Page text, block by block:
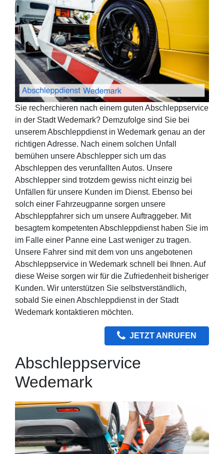
Sie recherchieren nach einem guten Abschleppservice
in der Stadt Wedemark? Demzufolge sind Sie bei
unserem Abschleppdienst in Wedemark genau an der
richtigen Adresse. Nach einem solchen Unfall
bemühen unsere Abschlepper sich um das
Abschleppen des verunfallten Autos. Unsere
Abschlepper sind trotzdem gewiss nicht einzig bei
Unfällen für unsere Kunden im Dienst. Ebenso bei
solch einer Fahrzeugpanne sorgen unsere
Abschleppfahrer sich um unsere Auftraggeber. Mit
besagtem kompetenten Abschleppdienst haben Sie im
im Falle einer Panne eine Last weniger zu tragen.
Unsere Fahrer sind mit dem von uns angebotenen
Abschleppservice in Wedemark schnell bei Ihnen. Auf
diese Weise sorgen wir für die Zufriedenheit bisheriger
Kunden. Wir unterstützen Sie selbstverständlich,
sobald Sie einen Abschleppdienst in der Stadt
Wedemark kontaktieren möchten.
JETZT ANRUFEN
Abschleppservice
Wedemark